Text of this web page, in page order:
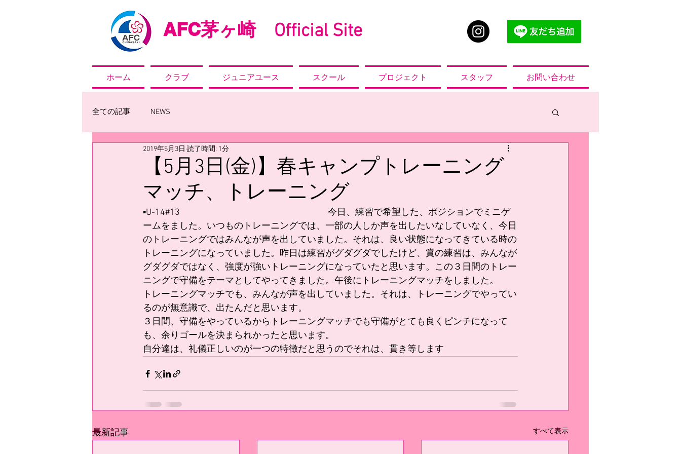
AFC茅ヶ崎 Official Site
ホーム クラブ ジュニアユース スクール プロジェクト スタッフ お問い合わせ
全ての記事 NEWS
【5月3日(金)】春キャンプトレーニング
マッチ、トレーニング
2019年5月3日 読了時間: 1分
▪️U-14#13                                                                         今日、練習で希望した、ポジションでミニゲ
ームをました。いつものトレーニングでは、一部の人しか声を出したいなしていなく、今日
のトレーニングではみんなが声を出していました。それは、良い状態になってきている時の
トレーニングになっていました。昨日は練習がグダグダでしたけど、賞の練習は、みんなが
グダグダではなく、強度が強いトレーニングになっていたと思います。この３日間のトレー
ニングで守備をテーマとしてやってきました。午後にトレーニングマッチをしました。
トレーニングマッチでも、みんなが声を出していました。それは、トレーニングでやってい
るのが無意識で、出たんだと思います。
３日間、守備をやっているからトレーニングマッチでも守備がとても良くピンチになって
も、余りゴールを決まられかったと思います。
自分達は、礼儀正しいのが一つの特徴だと思うのでそれは、貫き等します
最新記事 すべて表示